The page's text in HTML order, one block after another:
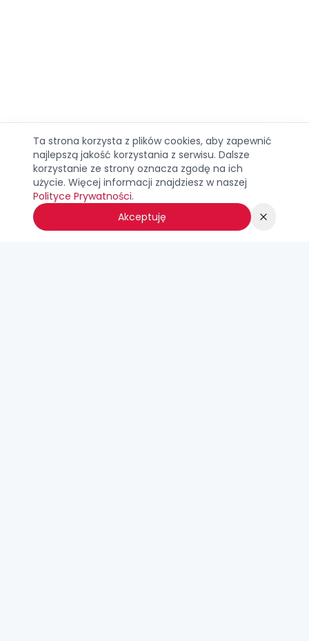
Ta strona korzysta z plików cookies, aby zapewnić
najlepszą jakość korzystania z serwisu. Dalsze
korzystanie ze strony oznacza zgodę na ich
użycie. Więcej informacji znajdziesz w naszej
Polityce Prywatności.
Akceptuję